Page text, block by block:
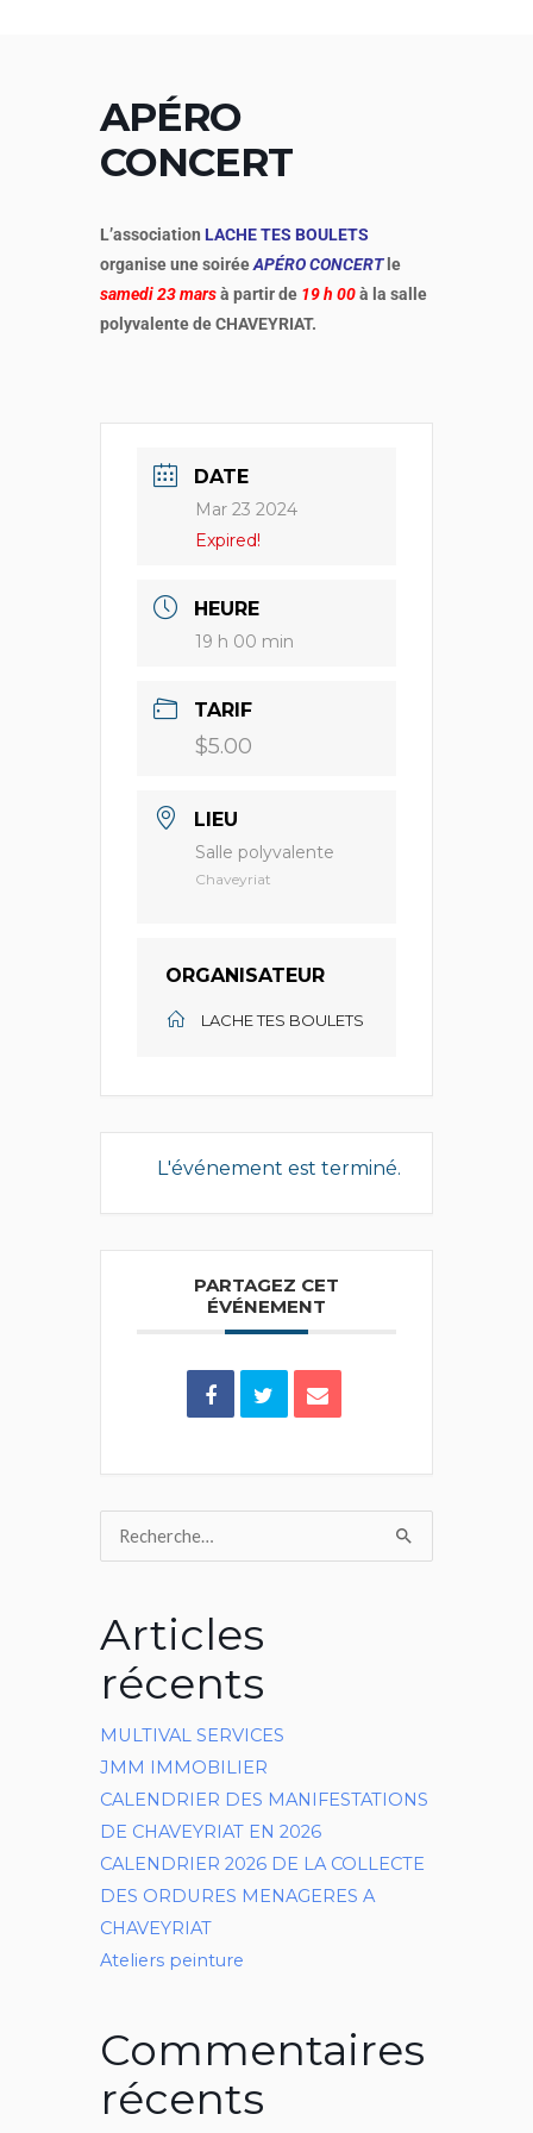
APÉRO
CONCERT
L’association LACHE TES BOULETS
organise une soiréeAPÉRO CONCERT le
samedi 23 marsà partir de 19 h 00à la salle
polyvalentede CHAVEYRIAT.
DATE
Mar 23 2024
Expired!
HEURE
19 h 00 min
TARIF
$5.00
LIEU
Salle polyvalente
Chaveyriat
ORGANISATEUR
LACHE TES BOULETS
L'événement est terminé.
PARTAGEZ CET
ÉVÉNEMENT
Rechercher :
Articles
récents
MULTIVAL SERVICES
JMM IMMOBILIER
CALENDRIER DES MANIFESTATIONS
DE CHAVEYRIAT EN 2026
CALENDRIER 2026 DE LA COLLECTE
DES ORDURES MENAGERES A
CHAVEYRIAT
Ateliers peinture
Commentaires
récents